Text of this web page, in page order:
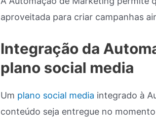
aproveitada para criar campanhas
Integração da
plano social media
Um plano social media integrado à
conteúdo seja entregue no